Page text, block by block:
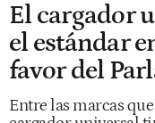
El cargador
el estándar
favor del
Entre las marcas